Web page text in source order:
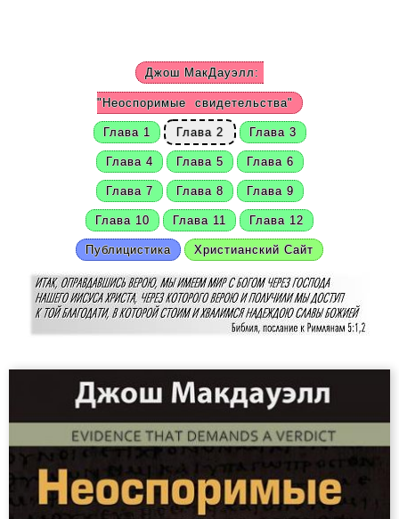
Джош МакДауэлл:
"Неоспоримыесвидетельства"
Глава 1 Глава 2 Глава 3
Глава 4 Глава 5 Глава 6
Глава 7 Глава 8 Глава 9
Глава 10 Глава 11 Глава 12
Публицистика Христианский Сайт